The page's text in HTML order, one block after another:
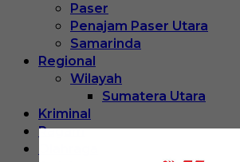
Paser
Penajam Paser Utara
Samarinda
Regional
Wilayah
Sumatera Utara
Kriminal
Ragam